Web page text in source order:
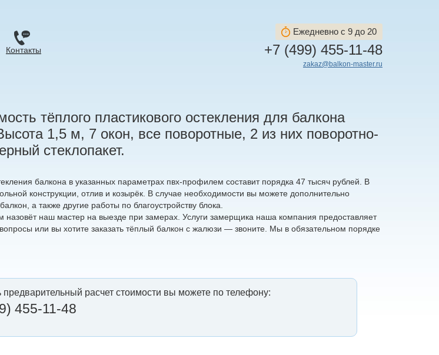
Контакты
Ежедневно с 9 до 20
+7 (499) 455-11-48
zakaz@balkon-master.ru
тёплого пластикового остекления для балкона
1,5 м, 7 окон, все поворотные, 2 из них поворотно-
стеклопакет.
балкона в указанных параметрах пвх-профилем составит порядка 47 тысяч рублей. В
конструкции, отлив и козырёк. В случае необходимости вы можете дополнительно
а также другие работы по благоустройству блока.
назовёт наш мастер на выезде при замерах. Услуги замерщика наша компания предоставляет
или вы хотите заказать тёплый балкон с жалюзи — звоните. Мы в обязательном порядке
предварительный расчет стоимости вы можете по телефону:
455-11-48